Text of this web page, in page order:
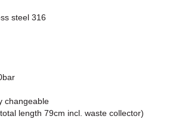
steel 316
changeable
length 79cm incl. waste collector)